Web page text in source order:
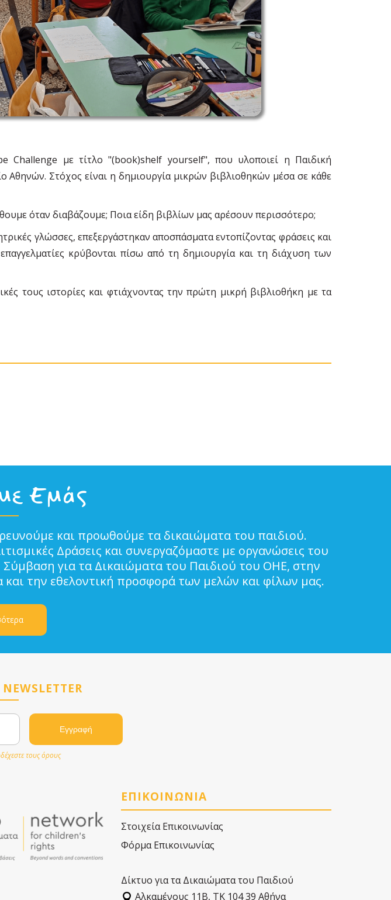
με τίτλο "(book)shelf yourself", που υλοποιεί η Παιδική
Στόχος είναι η δημιουργία μικρών βιβλιοθηκών μέσα σε κάθε
όταν διαβάζουμε; Ποια είδη βιβλίων μας αρέσουν περισσότερο;
γλώσσες, επεξεργάστηκαν αποσπάσματα εντοπίζοντας φράσεις και
κρύβονται πίσω από τη δημιουργία και τη διάχυση των
τους ιστορίες και φτιάχνοντας την πρώτη μικρή βιβλιοθήκη με τα
Εμάς
και προωθούμε τα δικαιώματα του παιδιού.
Δράσεις και συνεργαζόμαστε με οργανώσεις του
για τα Δικαιώματα του Παιδιού του ΟΗΕ, στην
την εθελοντική προσφορά των μελών και φίλων μας.
Name
τους όρους
ΕΠΙΚΟΙΝΩΝΙΑ
Στοιχεία Επικοινωνίας
Φόρμα Επικοινωνίας
Δίκτυο για τα Δικαιώματα του Παιδιού
Αλκαµένους 11Β, ΤΚ 104 39 Αθήνα